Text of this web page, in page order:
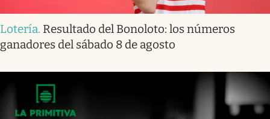
Lotería. Resultado del Bonoloto: los números
ganadores del sábado 8 de agosto